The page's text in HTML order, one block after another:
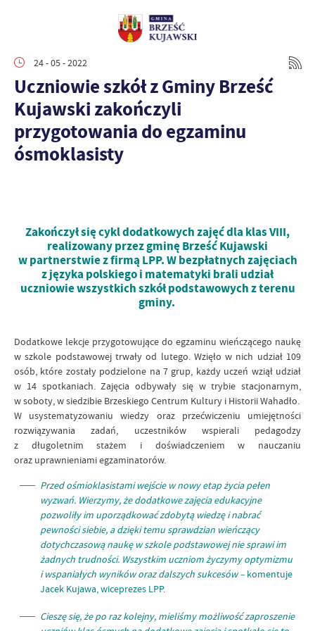
24 - 05 - 2022
Uczniowie szkół z Gminy Brześć
Kujawski zakończyli
przygotowania do egzaminu
ósmoklasisty
Zakończył się cykl dodatkowych zajęć dla klas VIII,
realizowany przez gminę Brześć Kujawski
w partnerstwie z firmą LPP. W bezpłatnych zajęciach
z języka polskiego i matematyki brali udział
uczniowie wszystkich szkół podstawowych z terenu
gminy.
Dodatkowe lekcje przygotowujące do egzaminu wieńczącego naukę
w szkole podstawowej trwały od lutego. Wzięło w nich udział 109
osób, które zostały podzielone na 7 grup, każdy uczeń wziął udział
w 14 spotkaniach. Zajęcia odbywały się w trybie stacjonarnym,
w soboty, w siedzibie Brzeskiego Centrum Kultury i Historii Wahadło.
W usystematyzowaniu wiedzy oraz przećwiczeniu umiejętności
rozwiązywania zadań, uczestników wspierali pedagodzy
z długoletnim stażem i doświadczeniem w nauczaniu
oraz uprawnieniami egzaminatorów.
Przed ośmioklasistami wejście w nowy etap życia pełen
wyzwań. Wierzymy, że dodatkowe zajęcia edukacyjne
pozwoliły im uporządkować zdobytą wiedzę i nabrać
pewności siebie, a dzięki temu sprawdzian wieńczący
dotychczasową naukę w szkole podstawowej nie sprawi im
żadnych trudności. Wszystkim uczniom życzymy optymizmu
i wspaniałych wyników oraz dalszych sukcesów – komentuje
Jacek Kujawa, wiceprezes LPP.
Cieszę się, że po raz kolejny, mieliśmy możliwość zaproszenie